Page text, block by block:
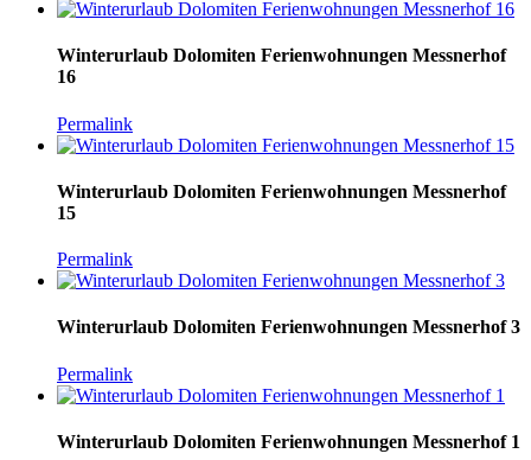
Winterurlaub Dolomiten Ferienwohnungen Messnerhof
16
Permalink
Winterurlaub Dolomiten Ferienwohnungen Messnerhof
15
Permalink
Winterurlaub Dolomiten Ferienwohnungen Messnerhof 3
Permalink
Winterurlaub Dolomiten Ferienwohnungen Messnerhof 1